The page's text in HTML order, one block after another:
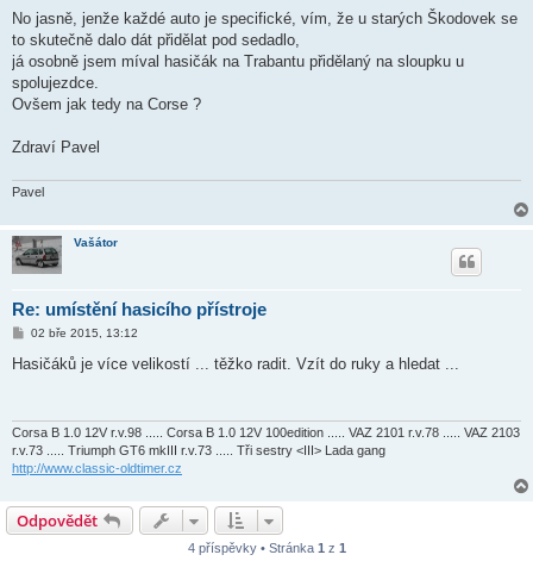
í
p
ě
e
k
No jasně, jenže každé auto je specifické, vím, že u starých Škodovek se
to skutečně dalo dát přidělat pod sedadlo,
já osobně jsem míval hasičák na Trabantu přidělaný na sloupku u
spolujezdce.
Ovšem jak tedy na Corse ?
Zdraví Pavel
Pavel
Vašátor
Re: umístění hasicího přístroje
P
í
e
k
02 bře 2015, 13:12
Hasičáků je více velikostí ... těžko radit. Vzít do ruky a hledat ...
Corsa B 1.0 12V r.v.98 ..... Corsa B 1.0 12V 100edition ..... VAZ 2101 r.v.78 ..... VAZ 2103
r.v.73 ..... Triumph GT6 mkIII r.v.73 ..... Tři sestry <III> Lada gang
http://www.classic-oldtimer.cz
Odpovědět
4 příspěvky • Stránka 1 z 1